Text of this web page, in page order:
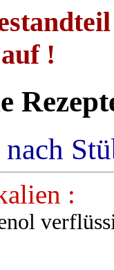
auf !
: